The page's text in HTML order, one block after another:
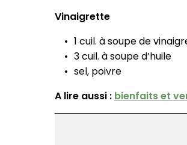
Vinaigrette
1 cuil. à soupe de
3 cuil. à soupe d’huile
sel, poivre
A lire aussi : bienfaits et